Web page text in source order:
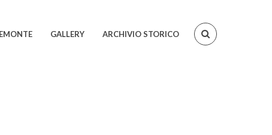
GALLERY ARCHIVIO STORICO